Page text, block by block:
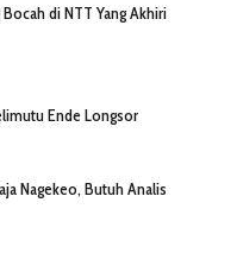
di NTT Yang Akhiri
Ende Longsor
Nagekeo, Butuh Analis